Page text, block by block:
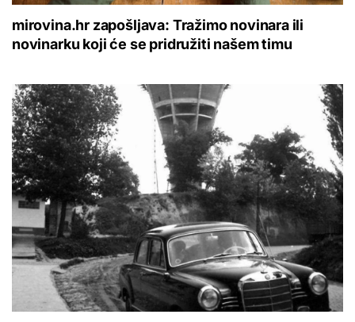
mirovina.hr zapošljava: Tražimo novinara ili
novinarku koji će se pridružiti našem timu